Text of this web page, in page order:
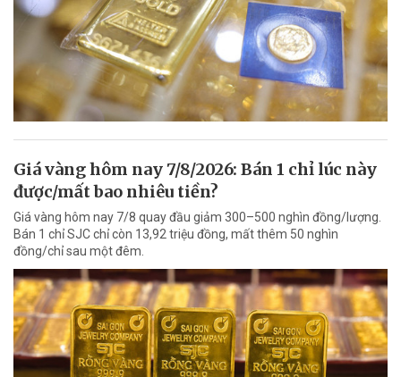
Giá vàng hôm nay 7/8/2026: Bán 1 chỉ lúc này
được/mất bao nhiêu tiền?
Giá vàng hôm nay 7/8 quay đầu giảm 300–500 nghìn đồng/lượng.
Bán 1 chỉ SJC chỉ còn 13,92 triệu đồng, mất thêm 50 nghìn
đồng/chỉ sau một đêm.